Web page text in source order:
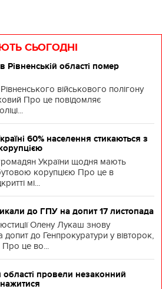
СЬОГОДНІ
Рівненській області помер
військового полігону
Про це повідомляє
60% населення стикаються з
України щодня мають
корупцією Про це в
мі...
до ГПУ на допит 17 листопада
юстиції Олену Лукаш знову
допит до Генпрокуратури у вівторок,
Про це во...
області провели незаконний